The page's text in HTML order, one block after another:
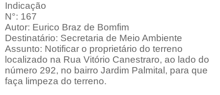
Indicação
N°: 167
Autor: Eurico Braz de Bomfim
Destinatário: Secretaria de Meio Ambiente
Assunto: Notificar o proprietário do terreno
localizado na Rua Vitório Canestraro, ao lado do
número 292, no bairro Jardim Palmital, para que
faça limpeza do terreno.